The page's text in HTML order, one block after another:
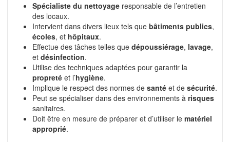
Spécialiste du nettoyage responsable de l’entretien
des locaux.
Intervient dans divers lieux tels que bâtiments publics,
écoles, et hôpitaux.
Effectue des tâches telles que dépoussiérage, lavage,
et désinfection.
Utilise des techniques adaptées pour garantir la
propreté et l’hygiène.
Implique le respect des normes de santé et de sécurité.
Peut se spécialiser dans des environnements à risques
sanitaires.
Doit être en mesure de préparer et d’utiliser le matériel
approprié.